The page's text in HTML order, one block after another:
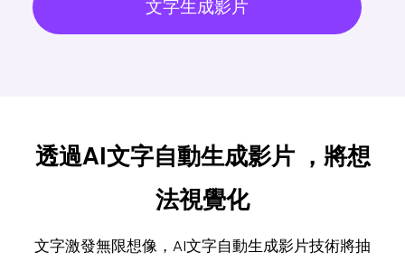
文字生成影片
透過AI文字自動生成影片 ，將想
法視覺化
文字激發無限想像，AI文字自動生成影片技術將抽